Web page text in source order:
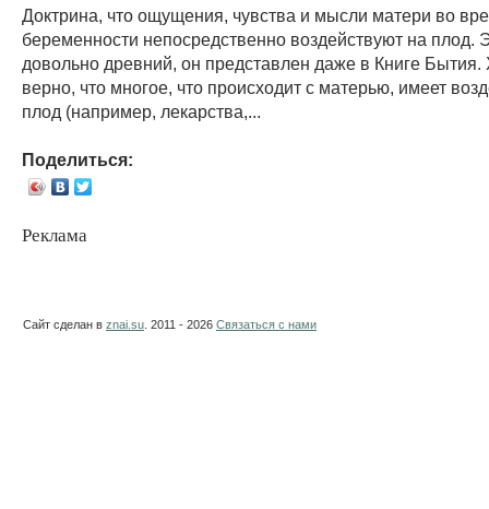
Доктрина, что ощущения, чувства и мысли матери во
беременности непосредственно воздействуют на плод.
довольно древний, он представлен даже в Книге Бытия.
верно, что многое, что происходит с матерью, имеет
плод (например, лекарства,...
Поделиться:
Реклама
Сайт сделан в znai.su . 2011 - 2026 Связаться с нами